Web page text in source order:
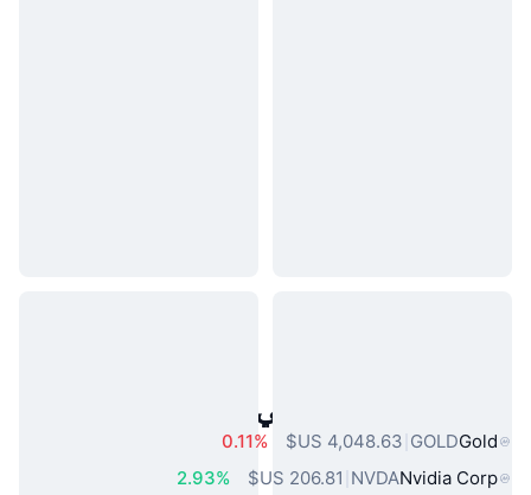
أصول العالم الحقيقي الشائعة
Gold
GOLD
0.11%
Nvidia Corp
NVDA
2.93%